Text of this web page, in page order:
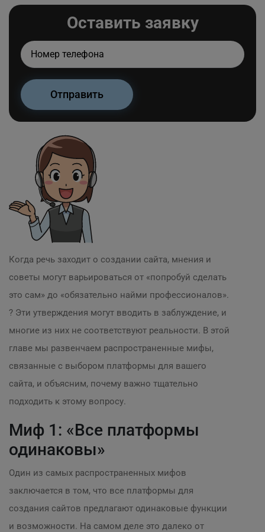
Оставить заявку
Когда речь заходит о создании сайта, мнения и
советы могут варьироваться от «попробуй сделать
это сам» до «обязательно найми профессионалов».
? Эти утверждения могут вводить в заблуждение, и
многие из них не соответствуют реальности. В этой
главе мы развенчаем распространенные мифы,
связанные с выбором платформы для вашего
сайта, и объясним, почему важно тщательно
подходить к этому вопросу.
Миф 1: «Все платформы
одинаковы»
Один из самых распространенных мифов
заключается в том, что все платформы для
создания сайтов предлагают одинаковые функции
и возможности. На самом деле это далеко от